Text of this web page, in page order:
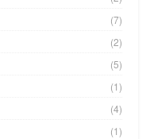
(7)
(2)
(5)
(1)
(4)
(1)